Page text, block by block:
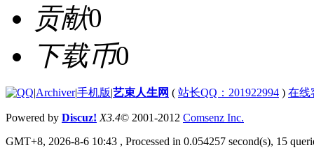
贡献0
下载币0
|Archiver|手机版|艺束人生网 ( 站长QQ：201922994 ) 在线
Powered by Discuz! X3.4© 2001-2012 Comsenz Inc.
GMT+8, 2026-8-6 10:43 , Processed in 0.054257 second(s), 15